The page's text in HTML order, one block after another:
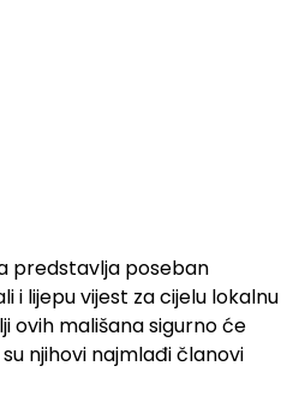
predstavlja poseban
i lijepu vijest za cijelu lokalnu
ovih mališana sigurno će
njihovi najmlađi članovi